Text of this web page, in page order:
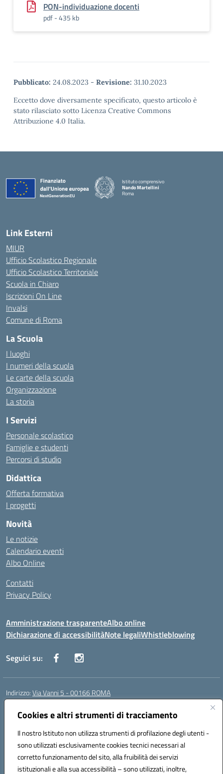
Cookies e altri strumenti di tracciamento
Il nostro Istituto non utilizza strumenti di profilazione degli utenti -
sono utilizzati esclusivamente cookies tecnici necessari al
corretto funzionamento del sito, alla fruibilità dei servizi
istituzionali e alla sua accessibilità – sono utilizzati, inoltre,
PON-individuazione docenti
pdf - 435 kb
Pubblicato: 24.08.2023 - Revisione: 31.10.2023
Eccetto dove diversamente specificato, questo articolo è
stato rilasciato sotto Licenza Creative Commons
Attribuzione 4.0 Italia.
Istituto comprensivo
Nando Martellini
Roma
Link Esterni
MIUR
Ufficio Scolastico Regionale
Ufficio Scolastico Territoriale
Scuola in Chiaro
Iscrizioni On Line
Invalsi
Comune di Roma
La Scuola
I luoghi
I numeri della scuola
Le carte della scuola
Organizzazione
La storia
I Servizi
Personale scolastico
Famiglie e studenti
Percorsi di studio
Didattica
Offerta formativa
I progetti
Novità
Le notizie
Calendario eventi
Albo Online
Contatti
Privacy Policy
Amministrazione trasparenteAlbo online
Dichiarazione di accessibilitàNote legaliWhistleblowing
Seguici su:
Indirizzo:Via Vanni 5 - 00166 ROMA
Centralino:
Posta elettronica certificata (PEC):RMIC86500P@pec.istruzione.it
Codice fiscale: 97197050582
Codice meccanografico:RMIC86500P
Codice Indice delle Pubbliche Amministrazioni (IPA): istsc_RMIC86500P
Codice unico di fatturazione (CUF): UFSRRZ